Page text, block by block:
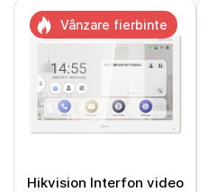
Hikvision Interfon video
Vânzare fierbinte